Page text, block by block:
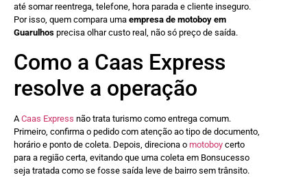
até somar reentrega, telefone, hora parada e cliente inseguro.
Por isso, quem compara uma empresa de motoboy em
Guarulhos precisa olhar custo real, não só preço de saída.
Como a Caas Express
resolve a operação
A Caas Express não trata turismo como entrega comum.
Primeiro, confirma o pedido com atenção ao tipo de documento,
horário e ponto de coleta. Depois, direciona o motoboy certo
para a região certa, evitando que uma coleta em Bonsucesso
seja tratada como se fosse saída leve de bairro sem trânsito.